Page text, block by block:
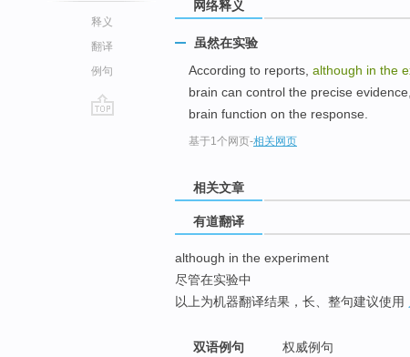
释义
翻译
例句
网络释义
虽然在实验
According to reports, although in the
brain can control the precise
brain function on the response.
基于1个网页-相关网页
相关文章
有道翻译
although in the experiment
尽管在实验中
以上为机器翻译结果，长、整句建议使用
双语例句 权威例句